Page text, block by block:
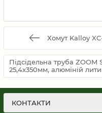
Хомут Kalloy
Підсідельна труба ZOOM
25,4х350мм, алюміній
КОНТАКТИ